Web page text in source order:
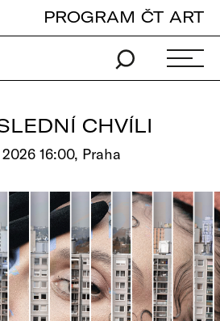
PROGRAM ČT ART
CHVÍLI
2026 16:00, Praha